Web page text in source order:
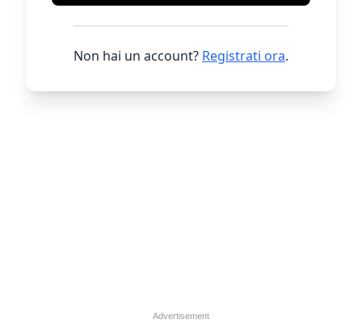
Non hai un account? Registrati ora.